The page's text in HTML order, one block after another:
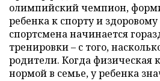
олимпийский чемпион,
ребенка к спорту и
спортсмена начинается
тренировки – с того,
родители. Когда физическая
нормой в семье, у ребенка